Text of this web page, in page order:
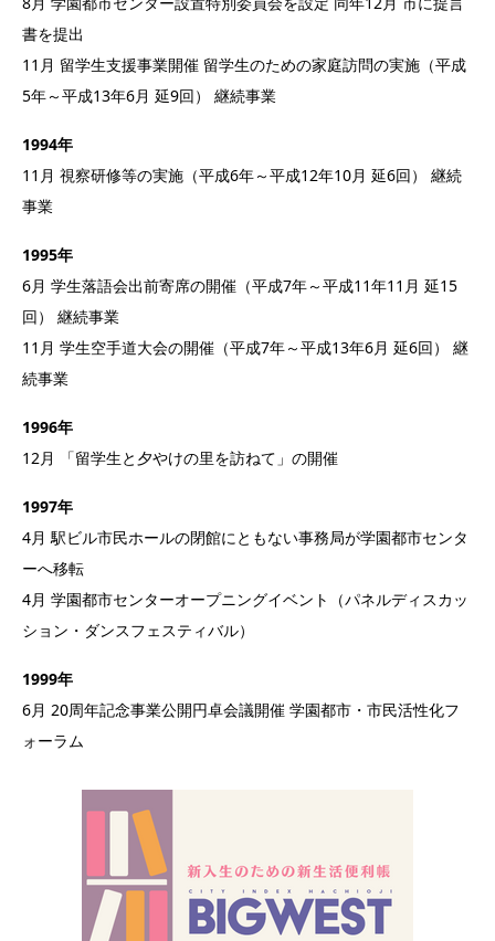
書を提出
11月 留学生支援事業開催 留学生のための家庭訪問の実施（平成
5年～平成13年6月 延9回） 継続事業
1994年
11月 視察研修等の実施（平成6年～平成12年10月 延6回） 継続
事業
1995年
6月 学生落語会出前寄席の開催（平成7年～平成11年11月 延15
回） 継続事業
11月 学生空手道大会の開催（平成7年～平成13年6月 延6回） 継
続事業
1996年
12月 「留学生と夕やけの里を訪ねて」の開催
1997年
4月 駅ビル市民ホールの閉館にともない事務局が学園都市センタ
ーへ移転
4月 学園都市センターオープニングイベント（パネルディスカッ
ション・ダンスフェスティバル）
1999年
6月 20周年記念事業公開円卓会議開催 学園都市・市民活性化フ
ォーラム